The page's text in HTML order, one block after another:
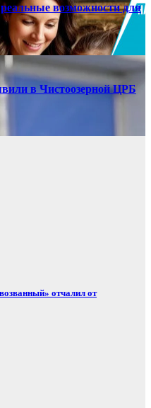
возможности для
в Чистоозерной ЦРБ
отчалил от